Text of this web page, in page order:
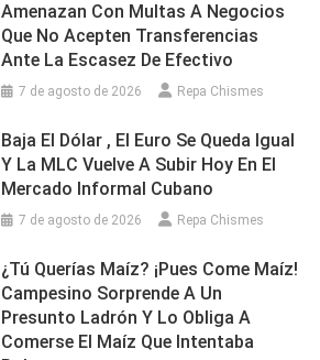
Amenazan Con Multas A Negocios
Que No Acepten Transferencias
Ante La Escasez De Efectivo
7 de agosto de 2026 Repa Chismes
Baja El Dólar , El Euro Se Queda Igual
Y La MLC Vuelve A Subir Hoy En El
Mercado Informal Cubano
7 de agosto de 2026 Repa Chismes
¿Tú Querías Maíz? ¡Pues Come Maíz!
Campesino Sorprende A Un
Presunto Ladrón Y Lo Obliga A
Comerse El Maíz Que Intentaba